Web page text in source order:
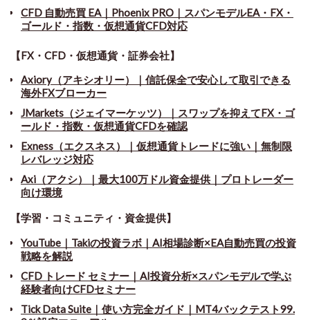
CFD 自動売買 EA｜Phoenix PRO｜スパンモデルEA・FX・
ゴールド・指数・仮想通貨CFD対応
【FX・CFD・仮想通貨・証券会社】
Axiory（アキシオリー）｜信託保全で安心して取引できる
海外FXブローカー
JMarkets（ジェイマーケッツ）｜スワップを抑えてFX・ゴ
ールド・指数・仮想通貨CFDを確認
Exness（エクスネス）｜仮想通貨トレードに強い｜無制限
レバレッジ対応
Axi（アクシ）｜最大100万ドル資金提供｜プロトレーダー
向け環境
【学習・コミュニティ・資金提供】
YouTube｜Takiの投資ラボ｜AI相場診断×EA自動売買の投資
戦略を解説
CFD トレード セミナー ｜ AI投資分析×スパンモデルで学ぶ
経験者向けCFDセミナー
Tick Data Suite ｜ 使い方完全ガイド｜MT4バックテスト99.